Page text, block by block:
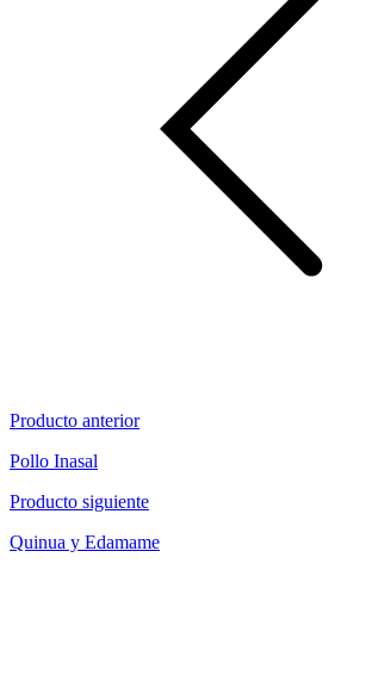
Producto anterior
Pollo Inasal
Producto siguiente
Quinua y Edamame